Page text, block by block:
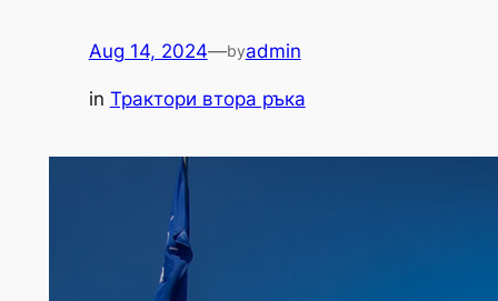
Aug 14, 2024—byadmin
in Трактори втора ръка